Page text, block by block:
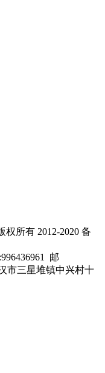
所有 2012-2020 备
邮
市三星堆镇中兴村十